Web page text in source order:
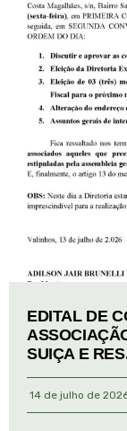
EDITAL DE
SUIÇA E
14 de julho de